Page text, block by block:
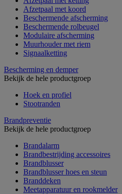
Afzetpaal met koord
Beschermende afscherming
Beschermende rolbeugel
Modulaire afscherming
Muurhouder met riem
Signaalketting
Bescherming en demper
Bekijk de hele productgroep
Hoek en profiel
Stootranden
Brandpreventie
Bekijk de hele productgroep
Brandalarm
Brandbestrijding accessoires
Brandblusser
Brandblusser hoes en steun
Branddeken
Meetapparatuur en rookmelder